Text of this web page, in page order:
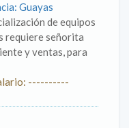
Guayas
de equipos
requiere señorita
y ventas, para
----------